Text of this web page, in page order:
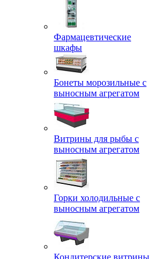
Фармацевтические
шкафы
Бонеты морозильные с
выносным агрегатом
Витрины для рыбы с
выносным агрегатом
Горки холодильные с
выносным агрегатом
Кондитерские витрины